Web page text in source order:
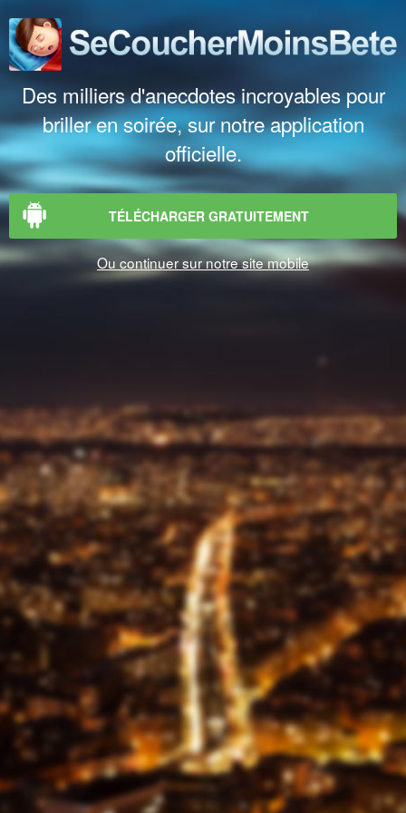
Des milliers d'anecdotes incroyables pour
briller en soirée, sur notre application
officielle.
TÉLÉCHARGER GRATUITEMENT
Ou continuer sur notre site mobile